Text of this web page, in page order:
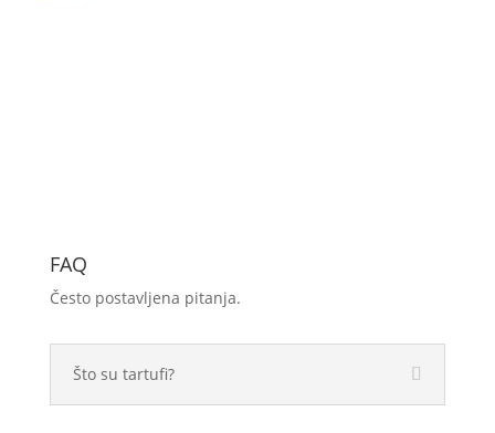
FAQ
Često postavljena pitanja.
Što su tartufi?